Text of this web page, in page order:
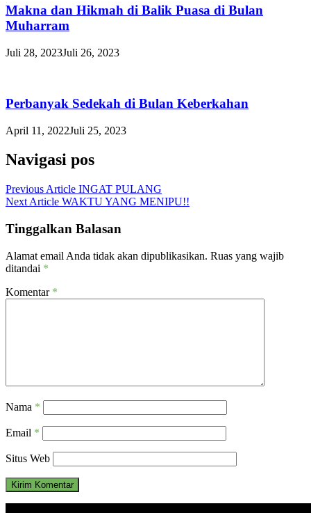
Makna dan Hikmah di Balik Puasa di Bulan
Muharram
Juli 28, 2023Juli 26, 2023
Perbanyak Sedekah di Bulan Keberkahan
April 11, 2022Juli 25, 2023
Navigasi pos
Previous Article INGAT PULANG
Next Article WAKTU YANG MENIPU!!
Tinggalkan Balasan
Alamat email Anda tidak akan dipublikasikan. Ruas yang wajib
ditandai *
Komentar *
Nama *
Email *
Situs Web